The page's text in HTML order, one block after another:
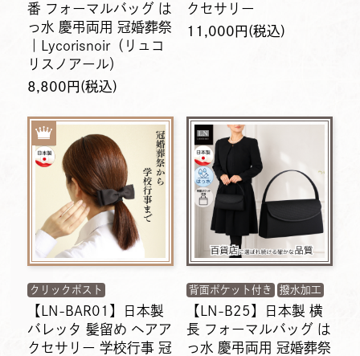
番 フォーマルバッグ は
っ水 慶弔両用 冠婚葬祭
｜Lycorisnoir（リュコ
リスノアール）
8,800円(税込)
クセサリー
11,000円(税込)
クリックポスト
【LN-BAR01】日本製
バレッタ 髪留め ヘアア
クセサリー 学校行事 冠
背面ポケット付き 撥水加工
【LN-B25】日本製 横
長 フォーマルバッグ は
っ水 慶弔両用 冠婚葬祭